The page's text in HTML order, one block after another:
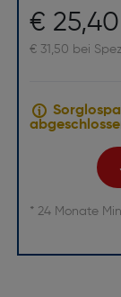
€ 25,40
€ 31,50 bei
* 24 Monate